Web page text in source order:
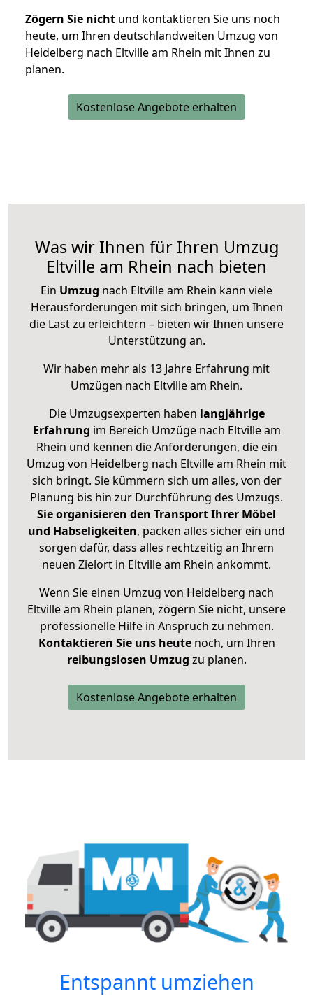
Zögern Sie nicht und kontaktieren Sie uns noch
heute, um Ihren deutschlandweiten Umzug von
Heidelberg nach Eltville am Rhein mit Ihnen zu
planen.
Kostenlose Angebote erhalten
Was wir Ihnen für Ihren Umzug
Eltville am Rhein nach bieten
Ein Umzug nach Eltville am Rhein kann viele
Herausforderungen mit sich bringen, um Ihnen
die Last zu erleichtern – bieten wir Ihnen unsere
Unterstützung an.
Wir haben mehr als 13 Jahre Erfahrung mit
Umzügen nach Eltville am Rhein.
Die Umzugsexperten haben langjährige
Erfahrung im Bereich Umzüge nach Eltville am
Rhein und kennen die Anforderungen, die ein
Umzug von Heidelberg nach Eltville am Rhein mit
sich bringt. Sie kümmern sich um alles, von der
Planung bis hin zur Durchführung des Umzugs.
Sie organisieren den Transport Ihrer Möbel
und Habseligkeiten, packen alles sicher ein und
sorgen dafür, dass alles rechtzeitig an Ihrem
neuen Zielort in Eltville am Rhein ankommt.
Wenn Sie einen Umzug von Heidelberg nach
Eltville am Rhein planen, zögern Sie nicht, unsere
professionelle Hilfe in Anspruch zu nehmen.
Kontaktieren Sie uns heutenoch, um Ihren
reibungslosen Umzug zu planen.
Kostenlose Angebote erhalten
Entspannt umziehen